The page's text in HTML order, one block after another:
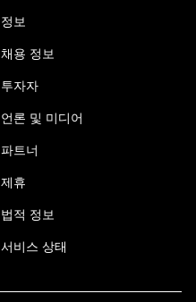
정보
채용 정보
투자자
언론 및 미디어
파트너
제휴
법적 정보
서비스 상태